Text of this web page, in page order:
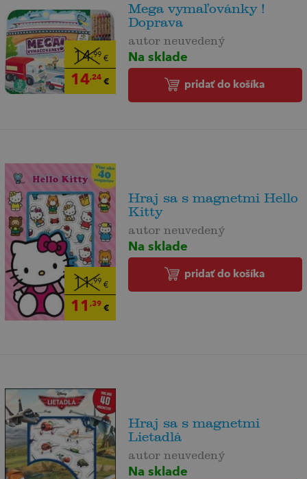
14,99 €
14,24€
Mega vymaľovánky !
Doprava
autor neuvedený
Na sklade
pridať do košíka
11,99 €
11 ,39 €
Hraj sa s magnetmi Hello
Kitty
autor neuvedený
Na sklade
pridať do košíka
Hraj sa s magnetmi
Lietadlá
autor neuvedený
Na sklade